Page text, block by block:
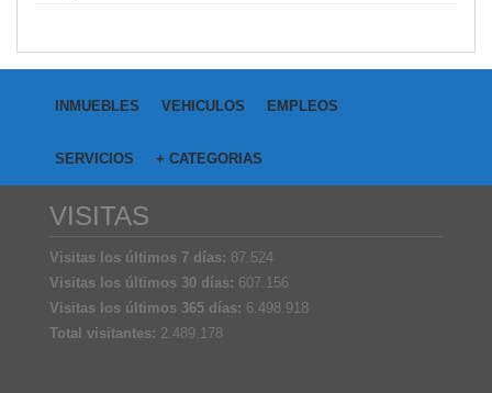
INMUEBLES VEHICULOS EMPLEOS
SERVICIOS + CATEGORIAS
VISITAS
Visitas los últimos 7 días: 87.524
Visitas los últimos 30 días: 607.156
Visitas los últimos 365 días: 6.498.918
Total visitantes: 2.489.178